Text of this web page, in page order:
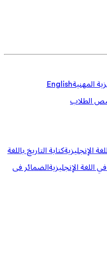
المهنيةEnglish
الطلاب
الإنجليزيةكتابة التاريخ باللغة
الضمائر فى